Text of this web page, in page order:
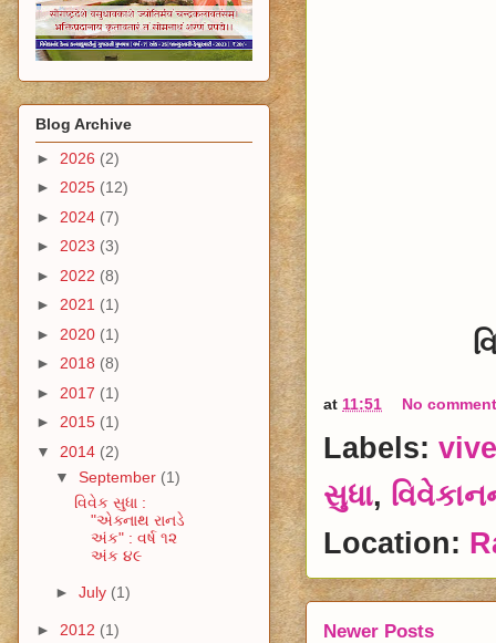
at 11:51 No
Labels:
સુધા,
Location:
Newer Posts
Blog Archive
► 2026 (2)
► 2025 (12)
► 2024 (7)
► 2023 (3)
► 2022 (8)
► 2021 (1)
► 2020 (1)
► 2018 (8)
► 2017 (1)
► 2015 (1)
▼ 2014 (2)
▼ September (1)
વિવેક સુધા :
"એક્નાથ રાનડે
અંક" : વર્ષ ૧૨
અંક ૪૯
► July (1)
► 2012 (1)